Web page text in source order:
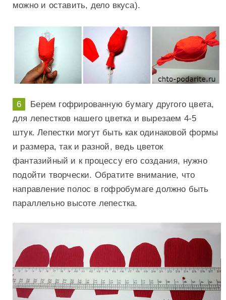
можно и оставить, дело вкуса).
Берем гофрированную бумагу другого цвета,
для лепестков нашего цветка и вырезаем 4-5
штук. Лепестки могут быть как одинаковой формы
и размера, так и разной, ведь цветок
фантазийный и к процессу его создания, нужно
подойти творчески. Обратите внимание, что
направление полос в гофробумаге должно быть
параллельно высоте лепестка.